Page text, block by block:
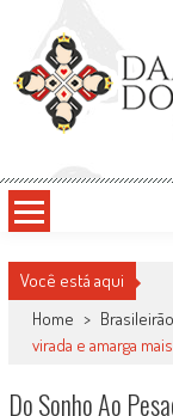
content
Damas do
Você está aqui
Home > Brasileirão
virada e amarga
Do Sonho Ao